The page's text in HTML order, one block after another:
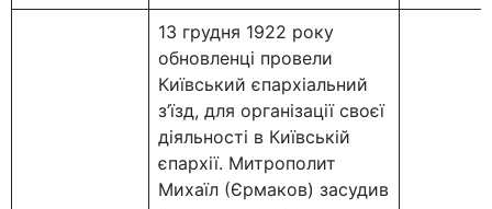
13 грудня 1922 року
обновленці провели
Київський єпархіальний
з’їзд, для організації своєї
діяльності в Київській
єпархії. Митрополит
Михаїл (Єрмаков) засудив